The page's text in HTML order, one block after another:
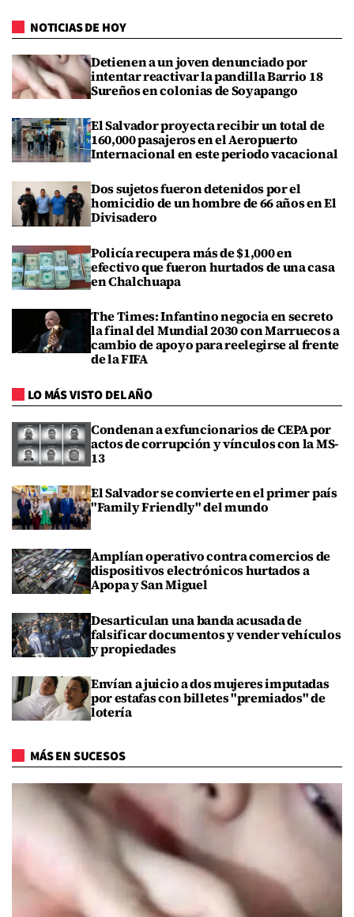
NOTICIAS DE HOY
Detienen a un joven denunciado por
intentar reactivar la pandilla Barrio 18
Sureños en colonias de Soyapango
El Salvador proyecta recibir un total de
160,000 pasajeros en el Aeropuerto
Internacional en este periodo vacacional
Dos sujetos fueron detenidos por el
homicidio de un hombre de 66 años en El
Divisadero
Policía recupera más de $1,000 en
efectivo que fueron hurtados de una casa
en Chalchuapa
The Times: Infantino negocia en secreto
la final del Mundial 2030 con Marruecos a
cambio de apoyo para reelegirse al frente
de la FIFA
LO MÁS VISTO DEL AÑO
Condenan a exfuncionarios de CEPA por
actos de corrupción y vínculos con la MS-
13
El Salvador se convierte en el primer país
"Family Friendly" del mundo
Amplían operativo contra comercios de
dispositivos electrónicos hurtados a
Apopa y San Miguel
Desarticulan una banda acusada de
falsificar documentos y vender vehículos
y propiedades
Envían a juicio a dos mujeres imputadas
por estafas con billetes "premiados" de
lotería
MÁS EN SUCESOS